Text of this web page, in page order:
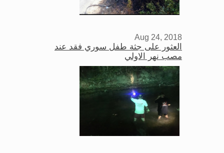
Aug 24, 2018
العثور على جثة طفل سوري فقد عند
مصب نهر الاولي